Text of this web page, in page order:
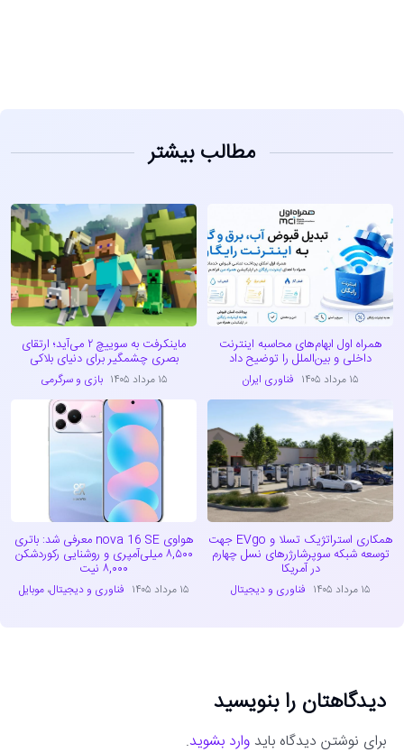
مطالب بیشتر
همراه اول ابهام‌های محاسبه اینترنت
داخلی و بین‌الملل را توضیح داد
۱۵ مرداد ۱۴۰۵ فناوری ایران
ماینکرفت به سوییچ ۲ می‌آید؛ ارتقای
بصری چشمگیر برای دنیای بلاکی
۱۵ مرداد ۱۴۰۵ بازی و سرگرمی
همکاری استراتژیک تسلا و EVgo جهت
توسعه شبکه سوپرشارژرهای نسل چهارم
در آمریکا
۱۵ مرداد ۱۴۰۵ فناوری و دیجیتال
هواوی nova 16 SE معرفی شد: باتری
۸,۵۰۰ میلی‌آمپری و روشنایی رکوردشکن
۸,۰۰۰ نیت
۱۵ مرداد ۱۴۰۵ فناوری و دیجیتال،موبایل
دیدگاهتان را بنویسید
برای نوشتن دیدگاه باید وارد بشوید.